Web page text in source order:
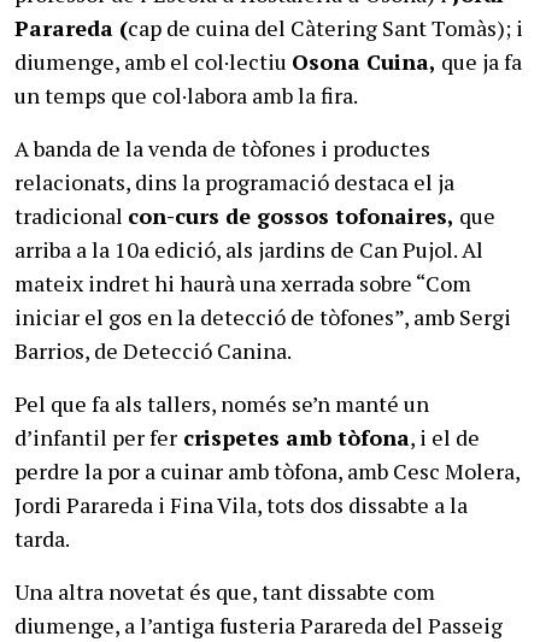
Parareda (cap de cuina del Càtering Sant Tomàs); i
diumenge, amb el col·lectiu Osona Cuina, que ja fa
un temps que col·labora amb la fira.
A banda de la venda de tòfones i productes
relacionats, dins la programació destaca el ja
tradicional con-curs de gossos tofonaires, que
arriba a la 10a edició, als jardins de Can Pujol. Al
mateix indret hi haurà una xerrada sobre “Com
iniciar el gos en la detecció de tòfones”, amb Sergi
Barrios, de Detecció Canina.
Pel que fa als tallers, només se’n manté un
d’infantil per fer crispetes amb tòfona, i el de
perdre la por a cuinar amb tòfona, amb Cesc Molera,
Jordi Parareda i Fina Vila, tots dos dissabte a la
tarda.
Una altra novetat és que, tant dissabte com
diumenge, a l’antiga fusteria Parareda del Passeig